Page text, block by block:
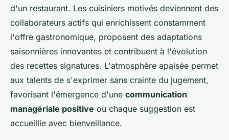
d'un restaurant. Les cuisiniers motivés deviennent des
collaborateurs actifs qui enrichissent constamment
l'offre gastronomique, proposent des adaptations
saisonnières innovantes et contribuent à l'évolution
des recettes signatures. L'atmosphère apaisée permet
aux talents de s'exprimer sans crainte du jugement,
favorisant l'émergence d'une communication
managériale positive où chaque suggestion est
accueillie avec bienveillance.